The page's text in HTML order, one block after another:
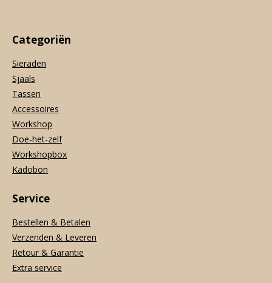
Categoriën
Sieraden
Sjaals
Tassen
Accessoires
Workshop
Doe-het-zelf
Workshopbox
Kadobon
Service
Bestellen & Betalen
Verzenden & Leveren
Retour & Garantie
Extra service